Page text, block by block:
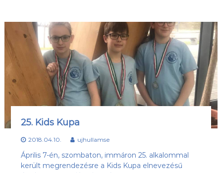
25. Kids Kupa
2018.04.10. ujhullamse
Április 7-én, szombaton, immáron 25. alkalommal
került megrendezésre a Kids Kupa elnevezésű